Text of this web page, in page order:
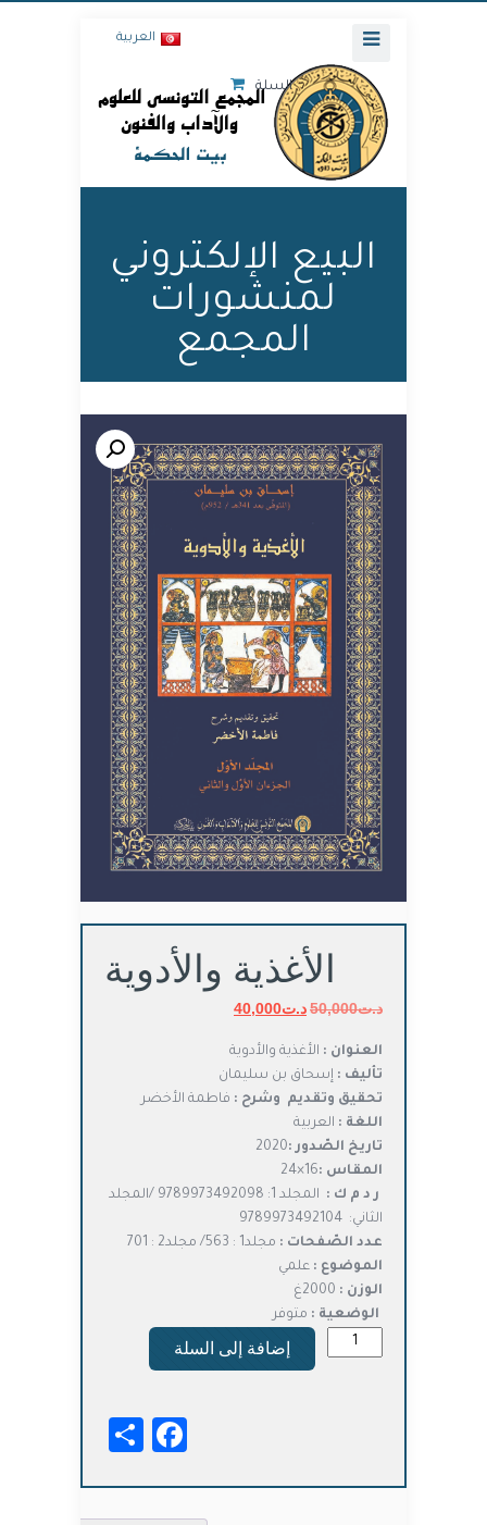
العربية
السلة
البيع الإلكتروني
لمنشورات
المجمع
🔍
الأغذية والأدوية
د.ت50,000 السعر
هو:
د.ت50,000.
د.ت40,000السعر
هو:
د.ت40,000.
العنوان : الأغذية والأدوية
تأليف : إسحاق بن سليمان
تحقيق وتقديم وشرح : فاطمة الأخضر
اللغة : العربية
تاريخ الصّدور :2020
المقاس :16×24
ر د م ك :
المجلد 1: 9789973492098 /المجلد
الثاني: 9789973492104
عدد الصّفحات : مجلد1 : 563/ مجلد2 : 701
الموضوع : علمي
الوزن :
الوضعية : متوفر
إضافة إلى السلة
Facebook